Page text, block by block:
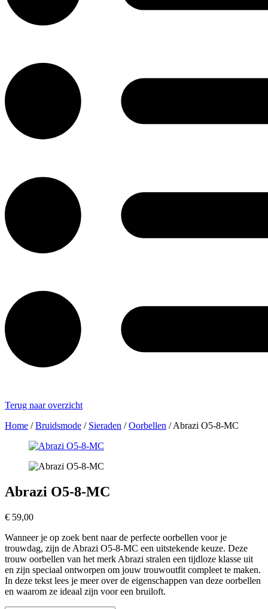
Terug naar overzicht
Home /Bruidsmode / Sieraden /Oorbellen /Abrazi O5-8-MC
Abrazi O5-8-MC
€ 59,00
Wanneer je op zoek bent naar de perfecte oorbellen voor je
trouwdag, zijn de Abrazi O5-8-MC een uitstekende keuze. Deze
trouw oorbellen van het merk Abrazi stralen een tijdloze klasse uit
en zijn speciaal ontworpen om jouw trouwoutfit compleet te maken.
In deze tekst lees je meer over de eigenschappen van deze oorbellen
en waarom ze ideaal zijn voor een bruiloft.